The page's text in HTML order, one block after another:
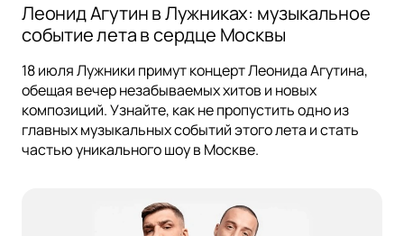
Леонид Агутин в Лужниках: музыкальное
событие лета в сердце Москвы
18 июля Лужники примут концерт Леонида Агутина,
обещая вечер незабываемых хитов и новых
композиций. Узнайте, как не пропустить одно из
главных музыкальных событий этого лета и стать
частью уникального шоу в Москве.